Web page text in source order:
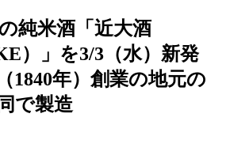
純米酒「近大酒
）」を3/3（水）新発
年）創業の地元の
で製造